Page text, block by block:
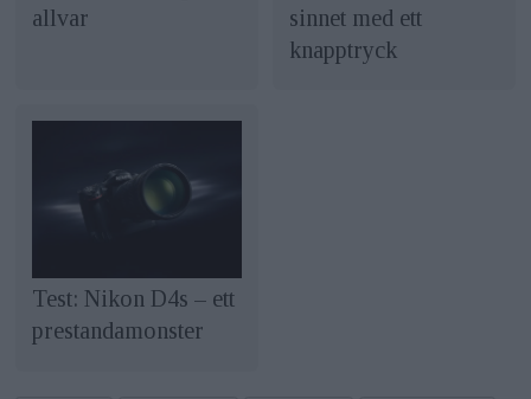
allvar
sinnet med ett
knapptryck
Test: Nikon D4s – ett
prestandamonster